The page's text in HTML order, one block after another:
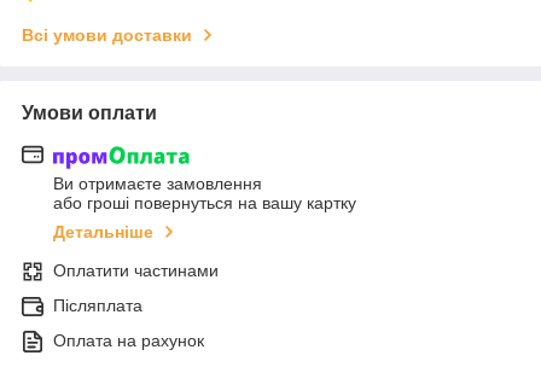
Всі умови доставки
Умови оплати
Ви отримаєте замовлення
або гроші повернуться на вашу картку
Детальніше
Оплатити частинами
Післяплата
Оплата на рахунок